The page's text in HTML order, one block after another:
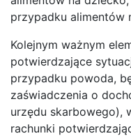
przypadku alimentów
Kolejnym ważnym
potwierdzające
przypadku powoda,
zaświadczenia o
urzędu skarbowego),
rachunki